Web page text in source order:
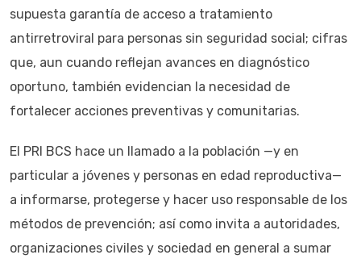
supuesta garantía de acceso a tratamiento
antirretroviral para personas sin seguridad social; cifras
que, aun cuando reflejan avances en diagnóstico
oportuno, también evidencian la necesidad de
fortalecer acciones preventivas y comunitarias.
El PRI BCS hace un llamado a la población —y en
particular a jóvenes y personas en edad reproductiva—
a informarse, protegerse y hacer uso responsable de los
métodos de prevención; así como invita a autoridades,
organizaciones civiles y sociedad en general a sumar